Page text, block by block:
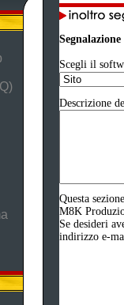
Scegli il
Descrizione
Questa
M8K
Se desideri
indirizzo e-